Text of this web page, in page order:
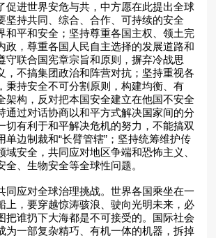
促进世界安危与共，中方愿在此提出全球
坚持共同、综合、合作、可持续的安全
和平和安全；坚持尊重各国主权、领土完
政，尊重各国人民自主选择的发展道路和
守联合国宪章宗旨和原则，摒弃冷战思
，不搞集团政治和阵营对抗；坚持重视各
秉持安全不可分割原则，构建均衡、有
架构，反对把本国安全建立在他国不安全
通过对话协商以和平方式解决国家间的分
切有利于和平解决危机的努力，不能搞双
单边制裁和“长臂管辖”；坚持统筹维护传
域安全，共同应对地区争端和恐怖主义、
全、生物安全等全球性问题。
应对全球治理挑战。世界各国乘坐在一
上，要穿越惊涛骇浪、驶向光明未来，必
把谁扔下大海都是不可接受的。国际社会
为一部复杂精巧、有机一体的机器，拆掉